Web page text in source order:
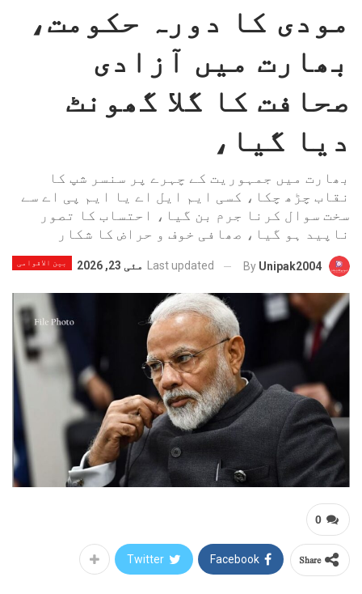
مودی کا دورہ حکومت،
بھارت میں آزادی
صحافت کا گلا گھونٹ
دیا گیا،
بھارت میں جمہوریت کے چہرے پر سنسر شپ کا
نقاب چڑھ چکا، کسی ایم ایل اے یا ایم پی اے سے
سخت سوال کرنا جرم بن گیا، احتساب کا تصور
ناپید ہو گیا، صھافی خوف و حراض کا شکار
بین الاقوامی By Unipak2004
Last updated مئی 23, 2026
0
Share
Facebook
Twitter